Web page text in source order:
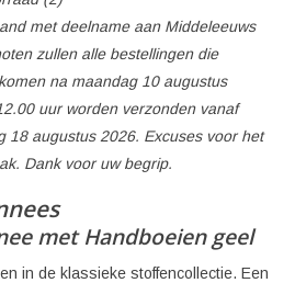
met deelname aan Middeleeuws
zullen alle bestellingen die
na maandag 10 augustus
uur worden verzonden vanaf
18 augustus 2026. Excuses voor het
Dank voor uw begrip.
met Handboeien geel
in de klassieke stoffencollectie. Een